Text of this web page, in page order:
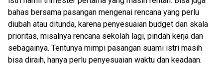
bahas bersama pasangan mengenai rencana yang perlu
diubah atau ditunda, karena penyesuaian budget dan skala
prioritas, misalnya rencana sekolah lagi, pindah kerja dan
sebagainya. Tentunya mimpi pasangan suami istri masih
bisa diraih, hanya perlu penyesuaian waktu dan keadaan.